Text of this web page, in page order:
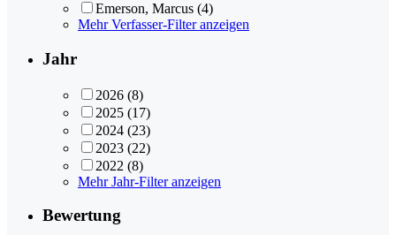
Emerson, Marcus (4)
Mehr Verfasser-Filter anzeigen
Jahr
2026 (8)
2025 (17)
2024 (23)
2023 (22)
2022 (8)
Mehr Jahr-Filter anzeigen
Bewertung